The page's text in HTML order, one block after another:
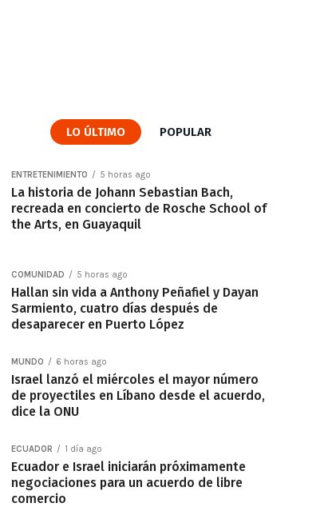
LO ÚLTIMO POPULAR
ENTRETENIMIENTO 5 horas ago
La historia de Johann Sebastian Bach,
recreada en concierto de Rosche School of
the Arts, en Guayaquil
COMUNIDAD 5 horas ago
Hallan sin vida a Anthony Peñafiel y Dayan
Sarmiento, cuatro días después de
desaparecer en Puerto López
MUNDO 6 horas ago
Israel lanzó el miércoles el mayor número
de proyectiles en Líbano desde el acuerdo,
dice la ONU
ECUADOR 1 día ago
Ecuador e Israel iniciarán próximamente
negociaciones para un acuerdo de libre
comercio